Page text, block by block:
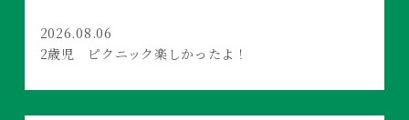
2026.08.06
2歳児 ピクニック楽しかったよ！